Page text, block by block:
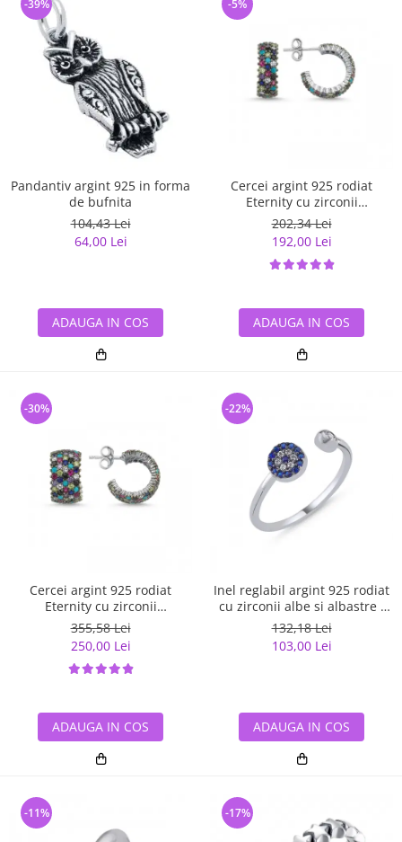
Pandantiv argint 925 in forma
de bufnita
104,43 Lei
64,00 Lei
-39%
ADAUGA IN COS
Cercei argint 925 rodiat
Eternity cu zirconii
multicolore ETU0028
202,34 Lei
192,00 Lei
-5%
ADAUGA IN COS
Cercei argint 925 rodiat
Eternity cu zirconii
multicolore ETU0036
355,58 Lei
250,00 Lei
-30%
ADAUGA IN COS
Inel reglabil argint 925 rodiat
cu zirconii albe si albastre -
Be Elegant ITU0109
132,18 Lei
103,00 Lei
-22%
ADAUGA IN COS
-11% -17%